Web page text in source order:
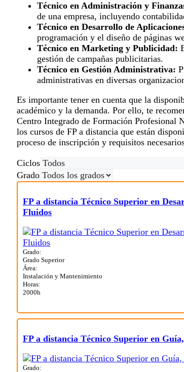
Técnico en Administración y
de una empresa, incluyendo
Técnico en Desarrollo de
programación y el diseño de páginas
Técnico en Marketing y Publicidad:
gestión de campañas publicitarias.
Técnico en Gestión Administrativa:
administrativas en diversas
Es importante tener en cuenta que la
académico y la demanda. Por ello, te
Centro Integrado de Formación Profesional
los cursos de FP a distancia que están
proceso de inscripción y requisitos
Ciclos
Grado
FP a distancia Técnico Superior en
Fluidos
Grado:
Grado Superior
Área:
Instalación y Mantenimiento
Horas:
2000h
FP a distancia Técnico Superior en
Grado: